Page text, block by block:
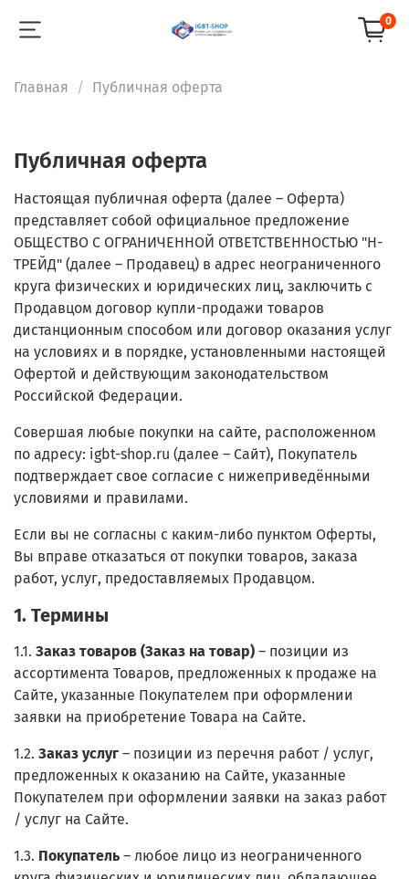
0
Главная Публичная оферта
Публичная оферта
Настоящая публичная оферта (далее – Оферта)
представляет собой официальное предложение
ОБЩЕСТВО С ОГРАНИЧЕННОЙ ОТВЕТСТВЕННОСТЬЮ "Н-
ТРЕЙД" (далее – Продавец) в адрес неограниченного
круга физических и юридических лиц, заключить с
Продавцом договор купли-продажи товаров
дистанционным способом или договор оказания услуг
на условиях и в порядке, установленными настоящей
Офертой и действующим законодательством
Российской Федерации.
Совершая любые покупки на сайте, расположенном
по адресу: igbt-shop.ru (далее – Сайт), Покупатель
подтверждает свое согласие с нижеприведёнными
условиями и правилами.
Если вы не согласны с каким-либо пунктом Оферты,
Вы вправе отказаться от покупки товаров, заказа
работ, услуг, предоставляемых Продавцом.
1. Термины
1.1. Заказ товаров (Заказ на товар) – позиции из
ассортимента Товаров, предложенных к продаже на
Сайте, указанные Покупателем при оформлении
заявки на приобретение Товара на Сайте.
1.2. Заказ услуг – позиции из перечня работ / услуг,
предложенных к оказанию на Сайте, указанные
Покупателем при оформлении заявки на заказ работ
/ услуг на Сайте.
1.3. Покупатель – любое лицо из неограниченного